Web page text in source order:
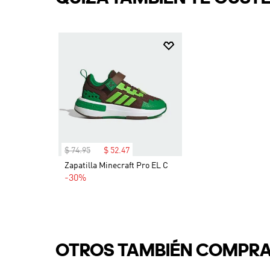
$ 74.95 $ 52.47
Zapatilla Minecraft Pro EL C
-30%
OTROS TAMBIÉN